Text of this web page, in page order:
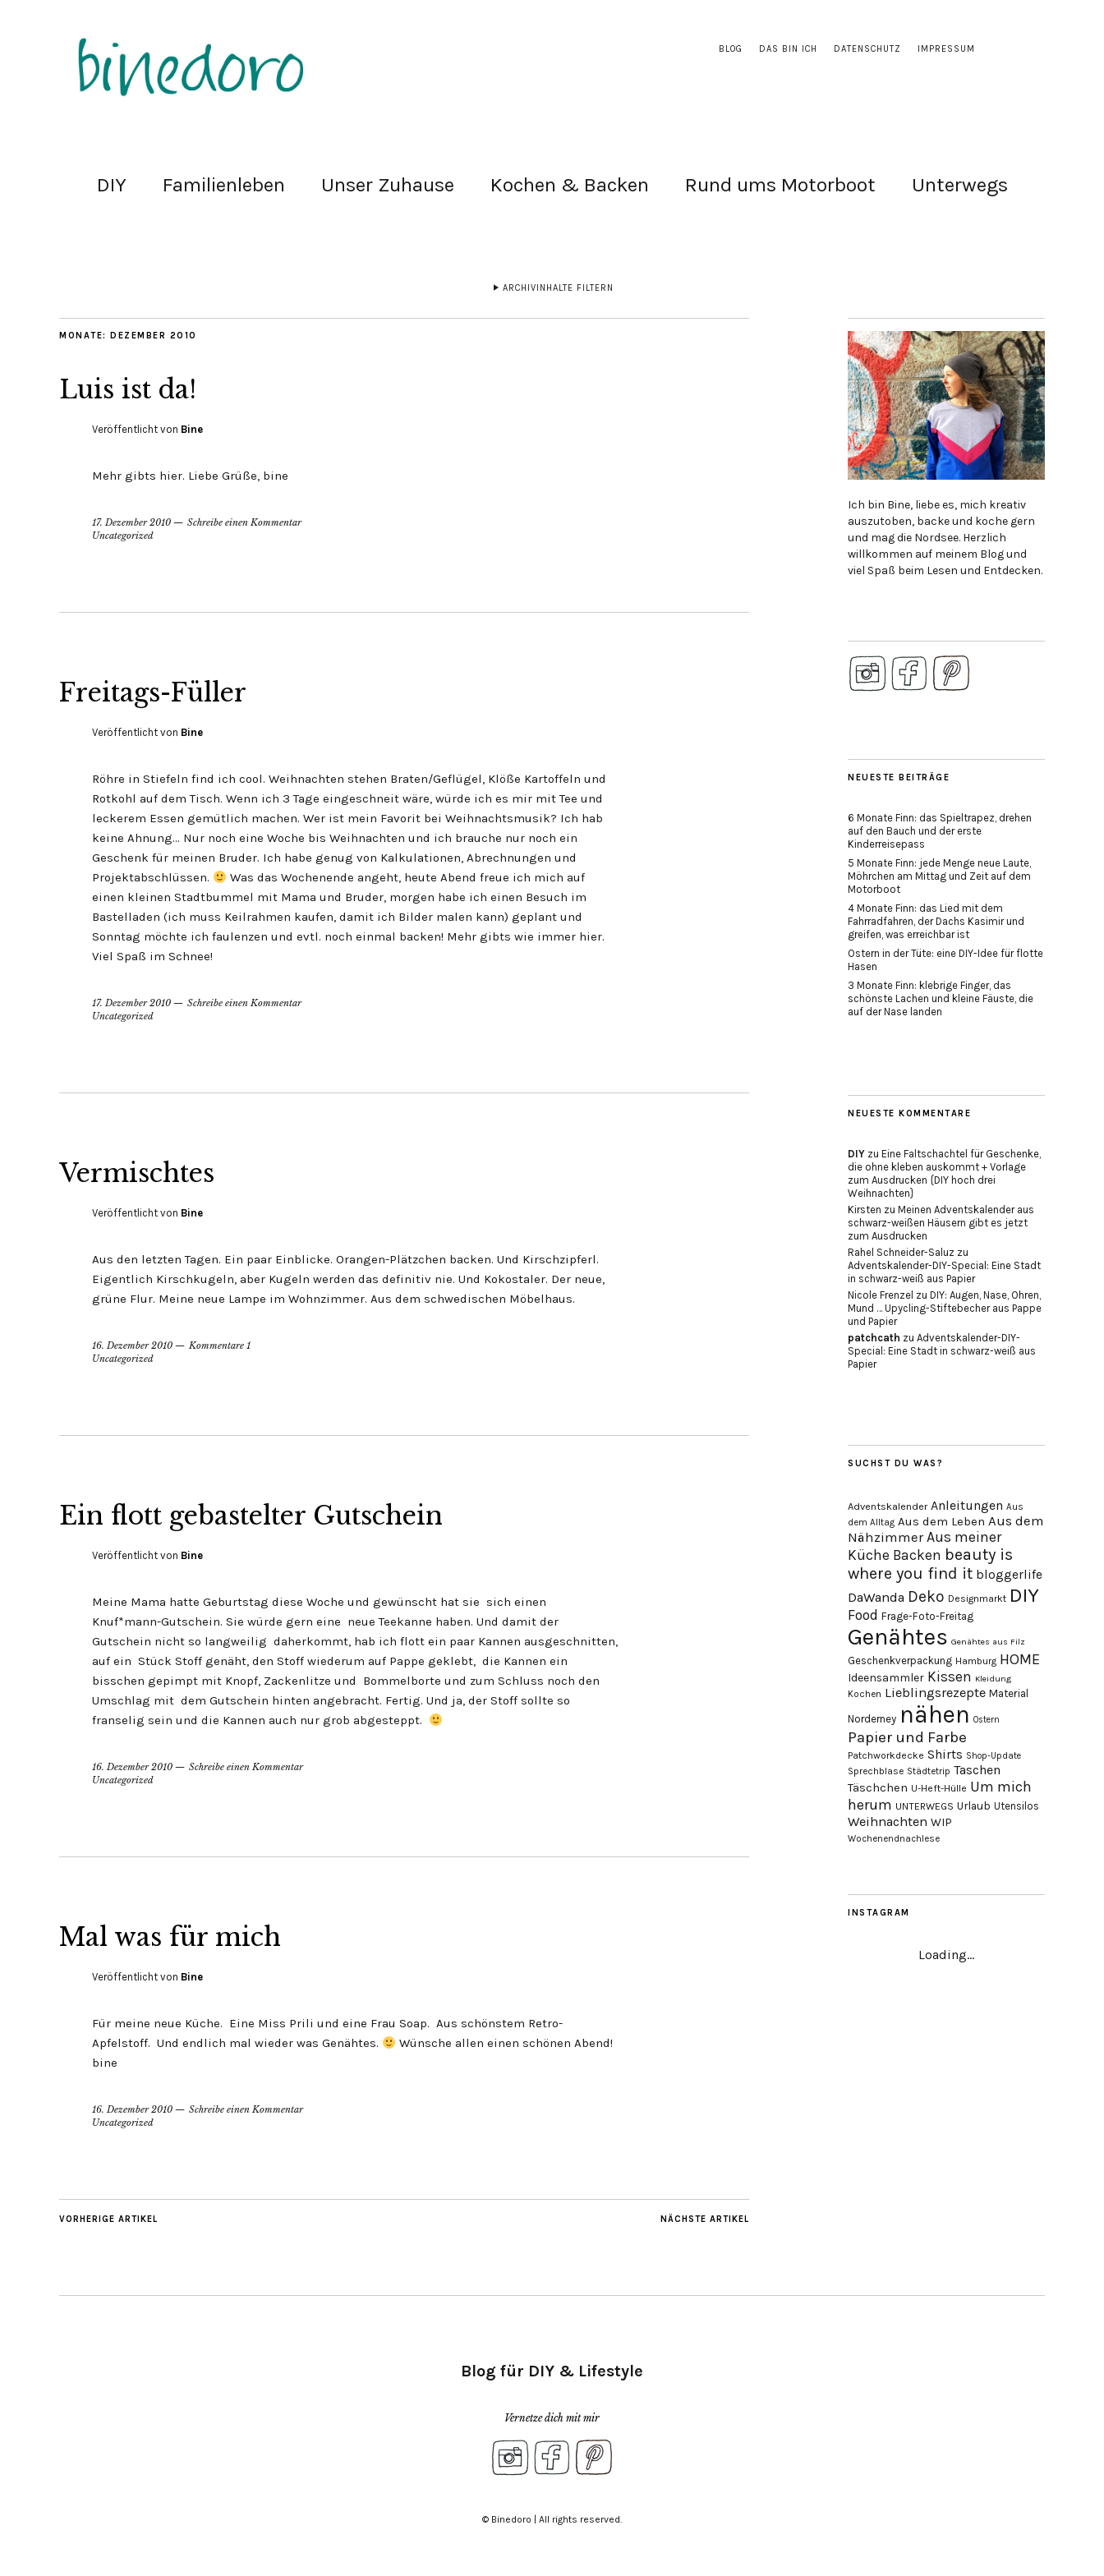
BLOG DAS BIN ICH DATENSCHUTZ IMPRESSUM
DIY Familienleben Unser Zuhause Kochen & Backen Rund ums Motorboot Unterwegs
ARCHIVINHALTE FILTERN
MONATE: DEZEMBER 2010
Luis ist da!
Veröffentlicht von Bine
Mehr gibts hier. Liebe Grüße, bine
17. Dezember 2010
Schreibe einen Kommentar
Uncategorized
Freitags-Füller
Veröffentlicht von Bine
Röhre in Stiefeln find ich cool. Weihnachten stehen Braten/Geflügel, Klöße Kartoffeln und
Rotkohl auf dem Tisch. Wenn ich 3 Tage eingeschneit wäre, würde ich es mir mit Tee und
leckerem Essen gemütlich machen. Wer ist mein Favorit bei Weihnachtsmusik? Ich hab
keine Ahnung… Nur noch eine Woche bis Weihnachten und ich brauche nur noch ein
Geschenk für meinen Bruder. Ich habe genug von Kalkulationen, Abrechnungen und
Projektabschlüssen.
Was das Wochenende angeht, heute Abend freue ich mich auf
einen kleinen Stadtbummel mit Mama und Bruder, morgen habe ich einen Besuch im
Bastelladen (ich muss Keilrahmen kaufen, damit ich Bilder malen kann) geplant und
Sonntag möchte ich faulenzen und evtl. noch einmal backen! Mehr gibts wie immer hier.
Viel Spaß im Schnee!
17. Dezember 2010
Schreibe einen Kommentar
Uncategorized
Vermischtes
Veröffentlicht von Bine
Aus den letzten Tagen. Ein paar Einblicke. Orangen-Plätzchen backen. Und Kirschzipferl.
Eigentlich Kirschkugeln, aber Kugeln werden das definitiv nie. Und Kokostaler. Der neue,
grüne Flur. Meine neue Lampe im Wohnzimmer. Aus dem schwedischen Möbelhaus.
16. Dezember 2010
Kommentare 1
Uncategorized
Ein flott gebastelter Gutschein
Veröffentlicht von Bine
Meine Mama hatte Geburtstag diese Woche und gewünscht hat sie sich einen
Knuf*mann-Gutschein. Sie würde gern eine neue Teekanne haben. Und damit der
Gutschein nicht so langweilig daherkommt, hab ich flott ein paar Kannen ausgeschnitten,
auf ein Stück Stoff genäht, den Stoff wiederum auf Pappe geklebt, die Kannen ein
bisschen gepimpt mit Knopf, Zackenlitze und Bommelborte und zum Schluss noch den
Umschlag mit dem Gutschein hinten angebracht. Fertig. Und ja, der Stoff sollte so
franselig sein und die Kannen auch nur grob abgesteppt.
16. Dezember 2010
Schreibe einen Kommentar
Uncategorized
Mal was für mich
Veröffentlicht von Bine
Für meine neue Küche. Eine Miss Prili und eine Frau Soap. Aus schönstem Retro-
Apfelstoff. Und endlich mal wieder was Genähtes.
Wünsche allen einen schönen Abend!
bine
16. Dezember 2010
Schreibe einen Kommentar
Uncategorized
VORHERIGE ARTIKEL NÄCHSTE ARTIKEL
Ich bin Bine, liebe es, mich kreativ
auszutoben, backe und koche gern
und mag die Nordsee. Herzlich
willkommen auf meinem Blog und
viel Spaß beim Lesen und Entdecken.
NEUESTE BEITRÄGE
6 Monate Finn: das Spieltrapez, drehen
auf den Bauch und der erste
Kinderreisepass
5 Monate Finn: jede Menge neue Laute,
Möhrchen am Mittag und Zeit auf dem
Motorboot
4 Monate Finn: das Lied mit dem
Fahrradfahren, der Dachs Kasimir und
greifen, was erreichbar ist
Ostern in der Tüte: eine DIY-Idee für flotte
Hasen
3 Monate Finn: klebrige Finger, das
schönste Lachen und kleine Fäuste, die
auf der Nase landen
NEUESTE KOMMENTARE
DIY zu Eine Faltschachtel für Geschenke,
die ohne kleben auskommt + Vorlage
zum Ausdrucken {DIY hoch drei
Weihnachten}
Kirsten zu Meinen Adventskalender aus
schwarz-weißen Häusern gibt es jetzt
zum Ausdrucken
Rahel Schneider-Saluz zu
Adventskalender-DIY-Special: Eine Stadt
in schwarz-weiß aus Papier
Nicole Frenzel zu DIY: Augen, Nase, Ohren,
Mund … Upycling-Stiftebecher aus Pappe
und Papier
patchcath zu Adventskalender-DIY-
Special: Eine Stadt in schwarz-weiß aus
Papier
SUCHST DU WAS?
Adventskalender Anleitungen Aus
dem Alltag Aus dem Leben Aus dem
Nähzimmer Aus meiner
Küche Backen beauty is
where you find it bloggerlife
DaWanda Deko Designmarkt DIY
Food Frage-Foto-Freitag
Genähtes Genähtes aus Filz
Geschenkverpackung Hamburg HOME
Ideensammler Kissen Kleidung
Kochen Lieblingsrezepte Material
Norderney nähen Ostern
Papier und Farbe
Patchworkdecke Shirts Shop-Update
Sprechblase Städtetrip Taschen
Täschchen U-Heft-Hülle Um mich
herum UNTERWEGS Urlaub Utensilos
Weihnachten WIP
Wochenendnachlese
INSTAGRAM
Loading...
Blog für DIY & Lifestyle
Vernetze dich mit mir
© Binedoro | All rights reserved